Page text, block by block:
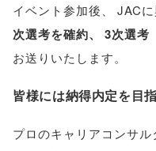
イベント参加後 JAC
次選考を確約、 3次選考
お送りいたします。
皆様には納得内定を目
プロのキャリアコンサ